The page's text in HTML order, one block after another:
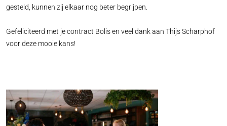
gesteld, kunnen zij elkaar nog beter begrijpen.
Gefeliciteerd met je contract Bolis en veel dank aan Thijs Scharphof
voor deze mooie kans!